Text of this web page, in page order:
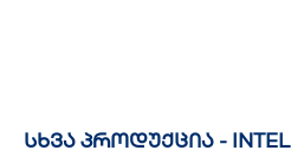
ᲡᲮᲕᲐ ᲞᲠᲝᲓᲣᲥᲪᲘᲐ - INTEL